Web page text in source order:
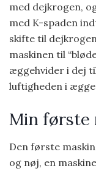
med dejkrogen,
med K-spaden
skifte til
maskinen til
æggehvider i dej
luftigheden i
Min første
Den første
og nøj, en